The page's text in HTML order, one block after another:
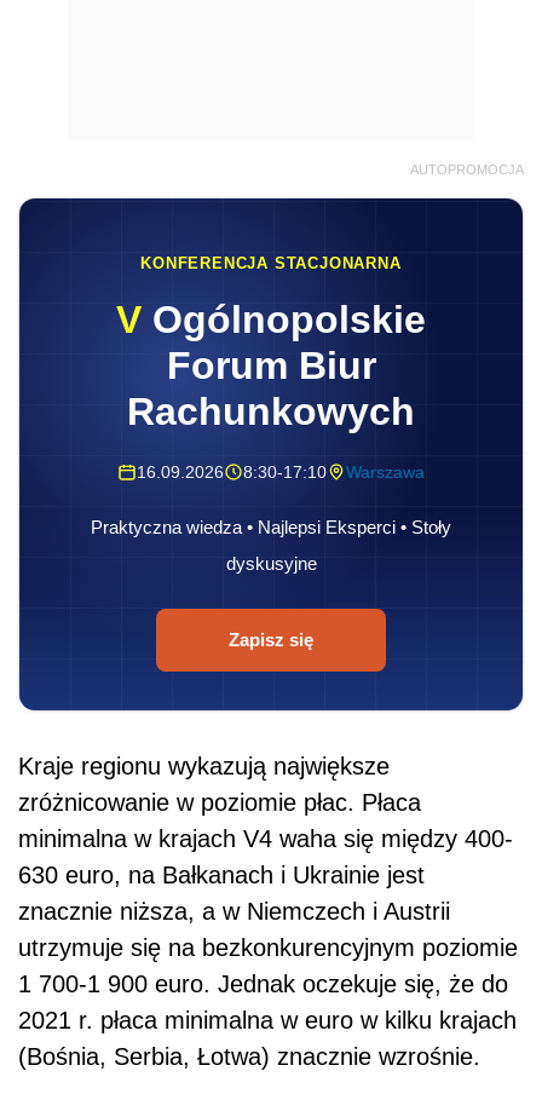
AUTOPROMOCJA
KONFERENCJA STACJONARNA
V Ogólnopolskie
Forum Biur
Rachunkowych
16.09.2026 8:30-17:10 Warszawa
Praktyczna wiedza • Najlepsi Eksperci • Stoły
dyskusyjne
Zapisz się
Kraje regionu wykazują największe
zróżnicowanie w poziomie płac. Płaca
minimalna w krajach V4 waha się między 400-
630 euro, na Bałkanach i Ukrainie jest
znacznie niższa, a w Niemczech i Austrii
utrzymuje się na bezkonkurencyjnym poziomie
1 700-1 900 euro. Jednak oczekuje się, że do
2021 r. płaca minimalna w euro w kilku krajach
(Bośnia, Serbia, Łotwa) znacznie wzrośnie.